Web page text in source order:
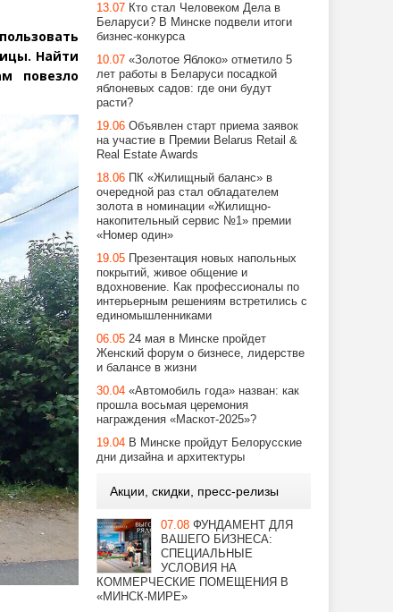
Найти
повезло
13.07 Кто стал Человеком Дела в
Беларуси? В Минске подвели итоги
бизнес-конкурса
10.07 «Золотое Яблоко» отметило 5
лет работы в Беларуси посадкой
яблоневых садов: где они будут
расти?
19.06 Объявлен старт приема заявок
на участие в Премии Belarus Retail &
Real Estate Awards
18.06 ПК «Жилищный баланс» в
очередной раз стал обладателем
золота в номинации «Жилищно-
накопительный сервис №1» премии
«Номер один»
19.05 Презентация новых напольных
покрытий, живое общение и
вдохновение. Как профессионалы по
интерьерным решениям встретились с
единомышленниками
06.05 24 мая в Минске пройдет
Женский форум о бизнесе, лидерстве
и балансе в жизни
30.04 «Автомобиль года» назван: как
прошла восьмая церемония
награждения «Маскот-2025»?
19.04 В Минске пройдут Белорусские
дни дизайна и архитектуры
Акции, скидки, пресс-релизы
07.08 ФУНДАМЕНТ ДЛЯ
ВАШЕГО БИЗНЕСА:
СПЕЦИАЛЬНЫЕ
УСЛОВИЯ НА
КОММЕРЧЕСКИЕ ПОМЕЩЕНИЯ В
«МИНСК-МИРЕ»